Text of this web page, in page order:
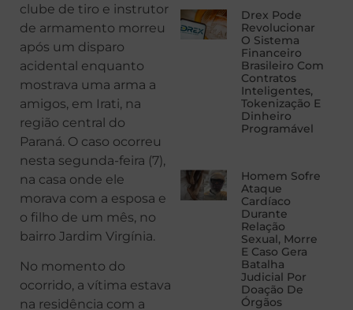
clube de tiro e instrutor
de armamento morreu
após um disparo
acidental enquanto
mostrava uma arma a
amigos, em Irati, na
região central do
Paraná. O caso ocorreu
nesta segunda-feira (7),
na casa onde ele
morava com a esposa e
o filho de um mês, no
bairro Jardim Virgínia.
No momento do
ocorrido, a vítima estava
na residência com a
Drex Pode
Revolucionar
O Sistema
Financeiro
Brasileiro Com
Contratos
Inteligentes,
Tokenização E
Dinheiro
Programável
Homem Sofre
Ataque
Cardíaco
Durante
Relação
Sexual, Morre
E Caso Gera
Batalha
Judicial Por
Doação De
Órgãos